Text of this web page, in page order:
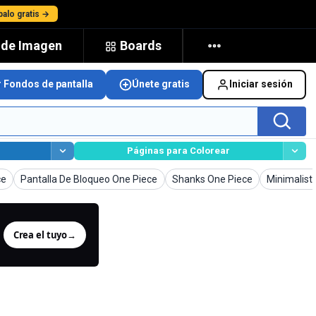
gratis →
Imagen Boards
Fondos de pantalla Únete gratis Iniciar sesión
Páginas para Colorear
Pantalla De Bloqueo One Piece
Fondos de pantalla Shanks One Piece
Fondos de pantalla Fondos de
Crea el tuyo→